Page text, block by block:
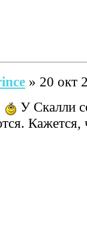
» 20 окт
У Скалли
Кажется,